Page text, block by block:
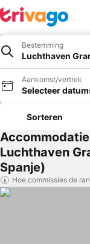
Bestemming
Luchthaven
Aankomst/vertrek
Selecteer
Sorteren
Luchthaven
Spanje)
Hoe commissies de